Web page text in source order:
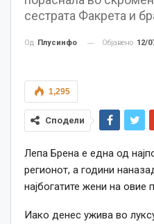
сестрата Факрета и
Од Плусинфо Објавено 12/
1,295
Сподели
Лепа Брена е една од
регионот, а години
најбогатите жени на овие
Иако денес ужива во